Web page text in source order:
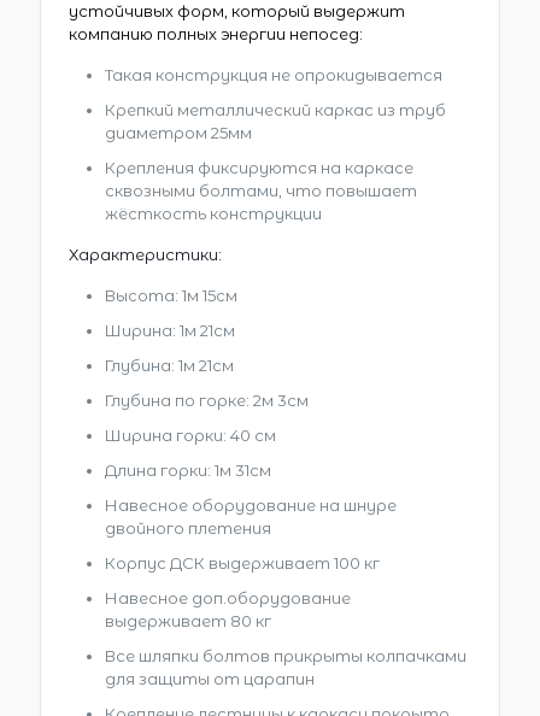
устойчивых форм, который выдержит
компанию полных энергии непосед:
Такая конструкция не опрокидывается
Крепкий металлический каркас из труб
диаметром 25мм
Крепления фиксируются на каркасе
сквозными болтами, что повышает
жёсткость конструкции
Характеристики:
Высота: 1м 15см
Ширина: 1м 21см
Глубина: 1м 21см
Глубина по горке: 2м 3см
Ширина горки: 40 см
Длина горки: 1м 31см
Навесное оборудование на шнуре
двойного плетения
Корпус ДСК выдерживает 100 кг
Навесное доп.оборудование
выдерживает 80 кг
Все шляпки болтов прикрыты колпачками
для защиты от царапин